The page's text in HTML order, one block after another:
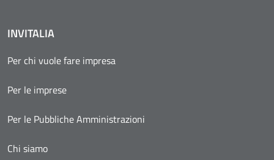
INVITALIA
Per chi vuole fare impresa
Per le imprese
Per le Pubbliche Amministrazioni
Chi siamo